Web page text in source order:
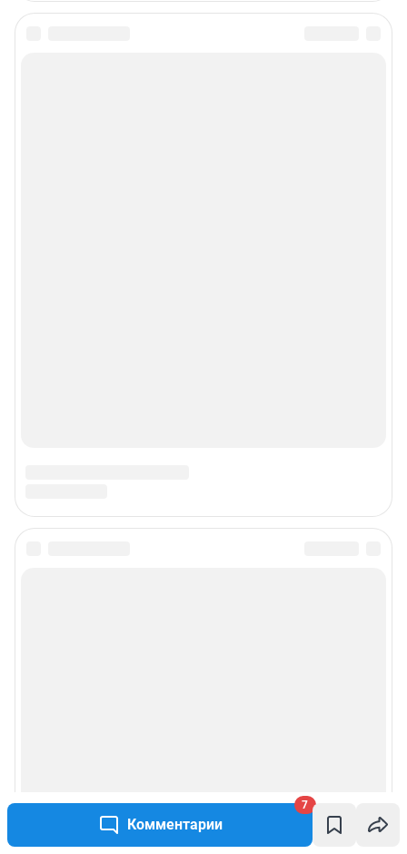
Комментарии
7